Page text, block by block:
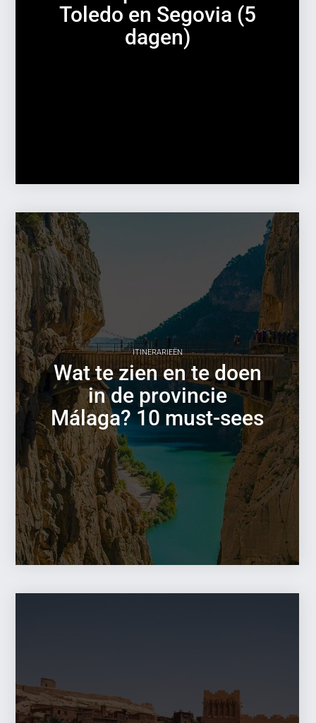
Toledo en Segovia (5
dagen)
ITINERARIEËN
Wat te zien en te doen
in de provincie
Málaga? 10 must-sees